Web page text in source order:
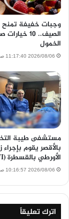
وجبات خفيفة تمنح
الصيف.. 10
الخمول
2026/08/06 11:17:40 صباحًا
مستشفى طيبة
بالأقصر يقوم بإجراء
الأورطي بالقسطرة (TAVI)
2026/08/06 10:16:57 صباحًا
اترك تعليقاً